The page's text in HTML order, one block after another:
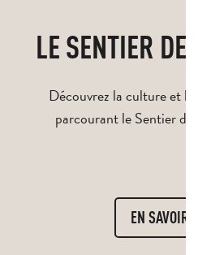
LE SENTIER
Découvrez la culture et le
parcourant le Sentier des
EN SAVOIR